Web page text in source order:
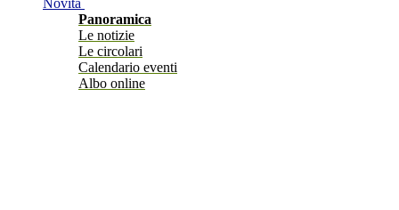
Novità
Panoramica
Le notizie
Le circolari
Calendario eventi
Albo online